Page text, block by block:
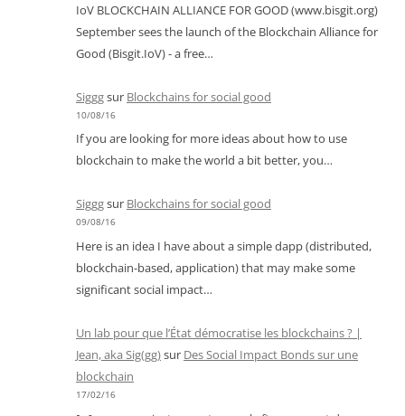
IoV BLOCKCHAIN ALLIANCE FOR GOOD (www.bisgit.org)
September sees the launch of the Blockchain Alliance for
Good (Bisgit.IoV) - a free…
Sigggsur Blockchains for social good
10/08/16
If you are looking for more ideas about how to use
blockchain to make the world a bit better, you…
Sigggsur Blockchains for social good
09/08/16
Here is an idea I have about a simple dapp (distributed,
blockchain-based, application) that may make some
significant social impact…
Un lab pour que l’État démocratise les blockchains ? |
Jean, aka Sig(gg)sur Des Social Impact Bonds sur une
blockchain
17/02/16